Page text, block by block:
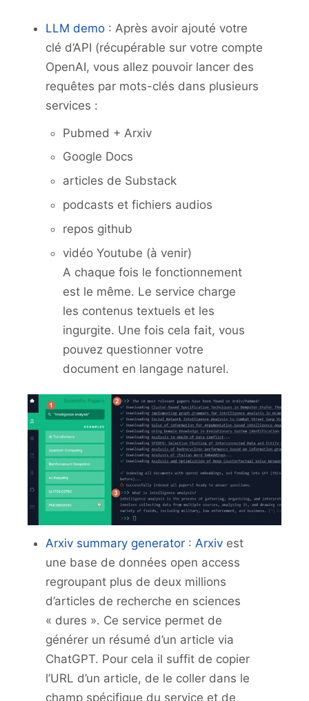
LLM demo: Après avoir ajouté votre
clé d’API (récupérable sur votre compte
OpenAI, vous allez pouvoir lancer des
requêtes par mots-clés dans plusieurs
services :
Pubmed + Arxiv
Google Docs
articles de Substack
podcasts et fichiers audios
repos github
vidéo Youtube (à venir)
A chaque fois le fonctionnement
est le même. Le service charge
les contenus textuels et les
ingurgite. Une fois cela fait, vous
pouvez questionner votre
document en langage naturel.
Arxiv summary generator: Arxivest
une base de données open access
regroupant plus de deux millions
d’articles de recherche en sciences
« dures ». Ce service permet de
générer un résumé d’un article via
ChatGPT. Pour cela il suffit de copier
l’URL d’un article, de le coller dans le
champ spécifique du service et de